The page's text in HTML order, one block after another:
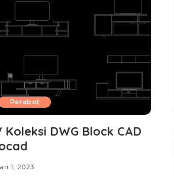
Perabot
DWG Block CAD
1, 2023